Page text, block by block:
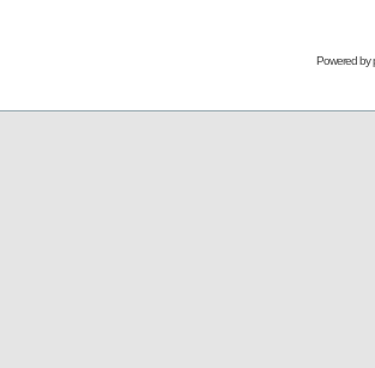
Powered by